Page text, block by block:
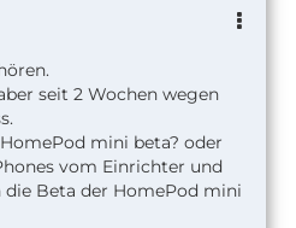
seit 2 Wochen wegen
mini beta? oder
vom Einrichter und
die Beta der HomePod mini